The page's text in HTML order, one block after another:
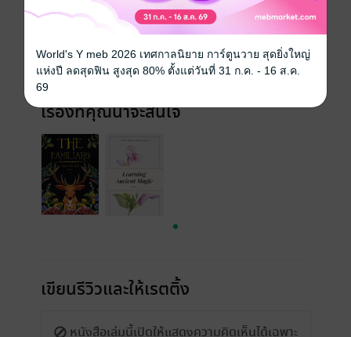
27 ตุลาคม 2563
42 หน้า
ราคาปก 120 บาท (ประหยัด 25%)
เรื่องที่คุณน่าจะสนใจ
เขียนรีวิวและให้เรตติ้ง
หนังสือเล่มนี้เปิดให้แสดงความคิดเห็นได้เฉพาะ
World's Y meb 2026 เทศกาลนิยาย การ์ตูนวาย สุดยิ่งใหญ่
แห่งปี ลดสุดฟิน สูงสุด 80% ตั้งแต่วันที่ 31 ก.ค. - 16 ส.ค.
69